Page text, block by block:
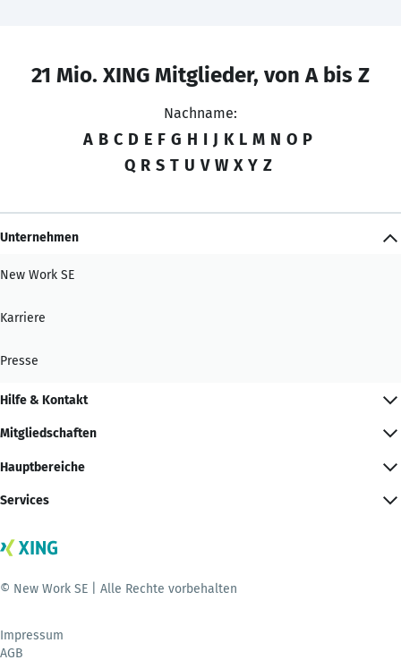
21 Mio. XING Mitglieder, von A bis Z
Nachname:
A B C D E F G H I J K L M N O P
Q R S T U V W X Y Z
Unternehmen
New Work SE
Karriere
Presse
Hilfe & Kontakt
Mitgliedschaften
Hauptbereiche
Services
© New Work SE | Alle Rechte vorbehalten
Impressum
AGB